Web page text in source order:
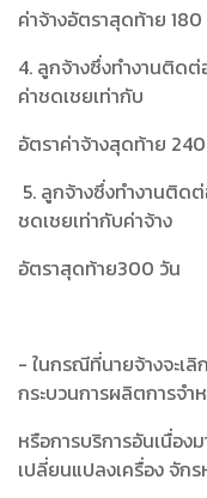
ค่าจ้างอัตราสุดท้าย 180
4. ลูกจ้างซึ่งทำงานติด
ค่าชดเชยเท่ากับ
อัตราค่าจ้างสุดท้าย
5. ลูกจ้างซึ่งทำงานติด
ชดเชยเท่ากับค่าจ้าง
อัตราสุดท้าย300 วัน
- ในกรณีที่นายจ้างจะเลิ
กระบวนการผลิตการจำ
หรือการบริการอันเนื่อง
เปลี่ยนแปลงเครื่อง จัก